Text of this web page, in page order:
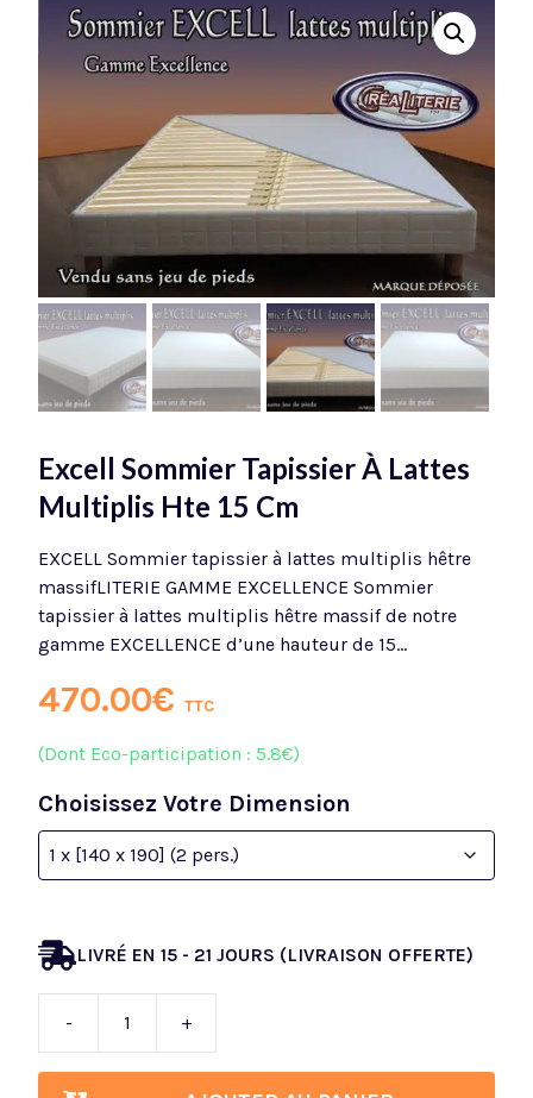
Excell Sommier Tapissier À Lattes
Multiplis Hte 15 Cm
EXCELL Sommier tapissier à lattes multiplis hêtre
massifLITERIE GAMME EXCELLENCE Sommier
tapissier à lattes multiplis hêtre massif de notre
gamme EXCELLENCE d’une hauteur de 15…
470.00€ TTC
(Dont Eco-participation : 5.8€)
Choisissez Votre Dimension
LIVRÉ EN 15 - 21 JOURS (LIVRAISON OFFERTE)
-
Excell
+